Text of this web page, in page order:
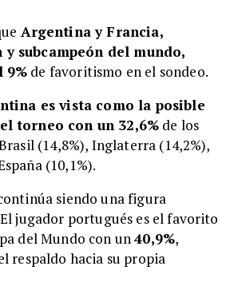
Argentina y Francia,
y subcampeón del mundo,
9% de favoritismo en el sondeo.
es vista como la posible
torneo con un 32,6% de los
(14,8%), Inglaterra (14,2%),
(10,1%).
siendo una figura
jugador portugués es el favorito
del Mundo con un40,9%,
respaldo hacia su propia